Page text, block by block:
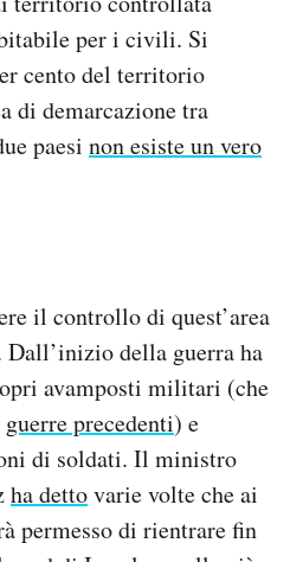
per i civili. Si
cento del territorio
di demarcazione tra
paesi non esiste un vero
il controllo di quest’area
della guerra ha
avamposti militari (che
guerre precedenti) e
di soldati. Il ministro
ha dettovarie volte che ai
permesso di rientrare fin